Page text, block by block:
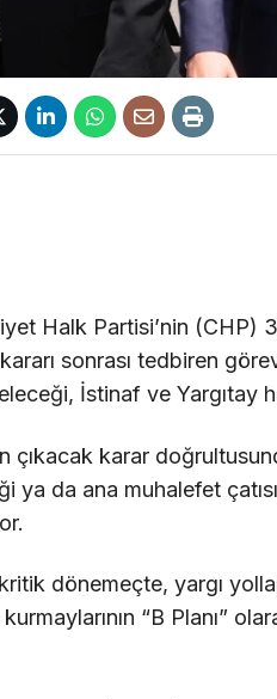
Halk Partisi’nin (CHP)
sonrası tedbiren
İstinaf ve Yargıtay
çıkacak karar
ya da ana muhalefet
dönemeçte, yargı
“B Planı”